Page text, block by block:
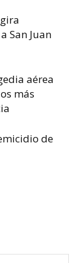
San Juan
aérea
más
de